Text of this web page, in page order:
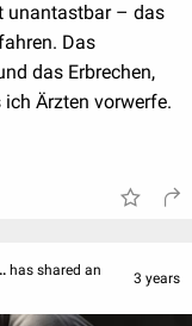
unantastbar – das
Das
das Erbrechen,
Ärzten vorwerfe.
has shared an
3 years